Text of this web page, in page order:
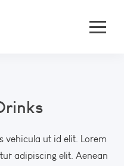
vehicula ut id elit. Lorem
adipiscing elit. Aenean